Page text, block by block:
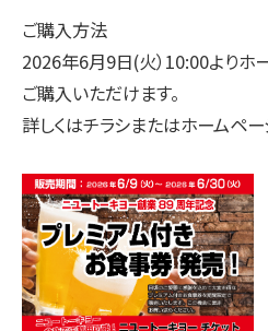
ご購入方法
2026年6月9日(火）10:00よりホ
ご購入いただけます。
詳しくはチラシまたはホームペー